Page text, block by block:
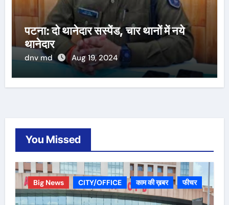
पटना: दो थानेदार सस्पेंड, चार थानों में नये
थानेदार
dnv md Aug 19, 2024
You Missed
Big News CITY/OFFICE काम की ख़बर फीचर